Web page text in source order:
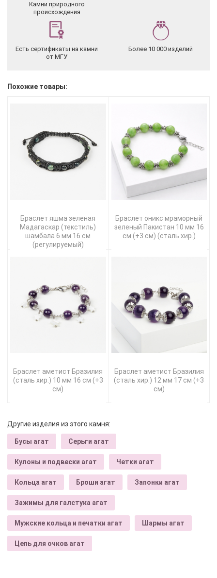
Камни природного
происхождения
Есть сертификаты на камни
от МГУ
Более 10 000 изделий
Похожие товары:
Браслет яшма зеленая
Мадагаскар (текстиль)
шамбала 6 мм 16 см
(регулируемый)
Браслет оникс мраморный
зеленый Пакистан 10 мм 16
см (+3 см) (сталь хир.)
Браслет аметист Бразилия
(сталь хир.) 10 мм 16 см (+3
см)
Браслет аметист Бразилия
(сталь хир.) 12 мм 17 см (+3
см)
Другие изделия из этого камня:
Бусы агат Серьги агат
Кулоны и подвески агат Четки агат
Кольца агат Броши агат Запонки агат
Зажимы для галстука агат
Мужские кольца и печатки агат Шармы агат
Цепь для очков агат